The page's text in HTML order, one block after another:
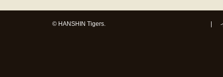
© HANSHIN Tigers.